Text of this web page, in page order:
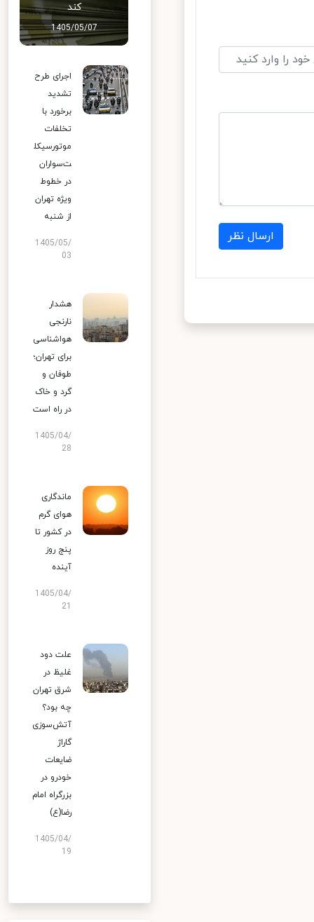
ارسال نظر
کند
1405/05/07
اجرای طرح
تشدید
برخورد با
تخلفات
موتورسیکل
ت‌سواران
در خطوط
ویژه تهران
از شنبه
1405/05/
03
هشدار
نارنجی
هواشناسی
برای تهران؛
طوفان و
گرد و خاک
در راه است
1405/04/
28
ماندگاری
هوای گرم
در کشور تا
پنج روز
آینده
1405/04/
علت دود
غلیظ در
شرق تهران
چه بود؟
آتش‌سوزی
گاراژ
ضایعات
خودرو در
بزرگراه امام
رضا(ع)
1405/04/
19